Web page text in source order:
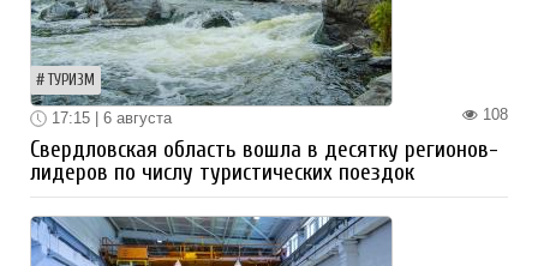
ТУРИЗМ
108
17:15 | 6 августа
Свердловская область вошла в десятку регионов-
лидеров по числу туристических поездок